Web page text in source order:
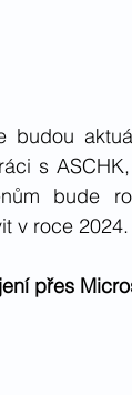
budou
s
bude
v roce 2024.
přes